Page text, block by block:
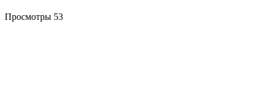
Просмотры 53